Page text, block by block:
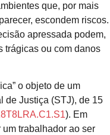
que, por mais
escondem riscos.
apressada podem,
trágicas ou com danos
o objeto de um
de Justiça (STJ), de 15
). Em
trabalhador ao ser